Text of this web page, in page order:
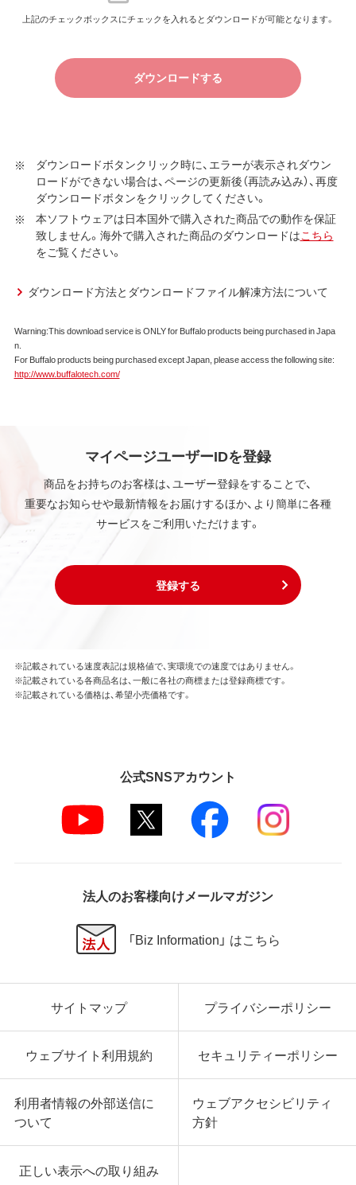
（株）バッファロー（以下、弊社といいます）は、お客様がダウ
す）に同意し、ご購入いただいた商品（以下、購入商品といい
ます）について弊社が保証契約に基づく修理を実施する際
の条件である保証契約約款、およびそれに含まれるソフト
ア（ユーティリティ・ファームウェア・ドライバなど）を含み
以下、本ソフトウェアといいます）の使用を許諾いたしま
す。
第1条 使用許諾
使用をお客様に非専属的に許諾します。
第2条 知的所有権
する法律ならびに条約によって保護されています。
本ソフトウェアは、本契約に規定される条件のもとで
本ソフトウェアに対する知的所有権に関する表示を
削除してはならないものとします。
第3条 使用制限
本ソフトウェアの用途は、購入商品またはその添付ソ
り、逆アセンブル、逆コンパイル、リバースエンジニア
リング、その他の修正を本ソフトウェアに加えること
はできません。
す。
第4条 保証
弊社は、データの消失、業務の中断、逸失利益、精神的
損害等を含め、本ソフトウェアの使用または使用不能
に起因する直接的、間接的、特別、偶発的、結果的、そ
第6条 輸出規制
本契約の締結により、お客様は下記事項に同意するも
国輸出管理関連法規等に基づく輸出規制の対象とな
を遵守し、かかる法規の定めるところにより必要な手
続きを行うこと。
お客様が現時点で外国為替及び外国貿易法および米
国輸出管理関連法規等により本ソフトウェアのダウ
ンロードについて規制を受けていない者であるこ
と。
本ソフトウェアを現時点で外国為替及び外国貿易法
および米国輸出管理関連法規等により禁止されてい
上記のチェックボックスにチェックを入れるとダウンロードが可能となります。
ダウンロードする
ダウンロードボタンクリック時に、エラーが表示されダウン
ロードができない場合は、ページの更新後（再読み込み）、再度
ダウンロードボタンをクリックしてください。
本ソフトウェアは日本国外で購入された商品での動作を保証
致しません。海外で購入された商品のダウンロードはこちら
をご覧ください。
ダウンロード方法とダウンロードファイル解凍方法について
Warning:This download service is ONLY for Buffalo products being purchased in Japa
n.
For Buffalo products being purchased except Japan, please access the following site:
http://www.buffalotech.com/
マイページユーザーIDを登録
商品をお持ちのお客様は、ユーザー登録をすることで、
重要なお知らせや最新情報をお届けするほか、より簡単に各種
サービスをご利用いただけます。
登録する
※記載されている速度表記は規格値で、実環境での速度ではありません。
※記載されている各商品名は、一般に各社の商標または登録商標です。
※記載されている価格は、希望小売価格です。
公式SNSアカウント
法人のお客様向けメールマガジン
「Biz Information」 はこちら
サイトマップ プライバシーポリシー
ウェブサイト利用規約 セキュリティーポリシー
利用者情報の外部送信に
ついて
ウェブアクセシビリティ
方針
正しい表示への取り組み